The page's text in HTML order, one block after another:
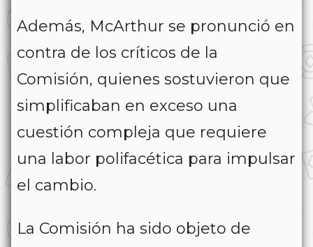
Además, McArthur se pronunció en
contra de los críticos de la
Comisión, quienes sostuvieron que
simplificaban en exceso una
cuestión compleja que requiere
una labor polifacética para impulsar
el cambio.
La Comisión ha sido objeto de